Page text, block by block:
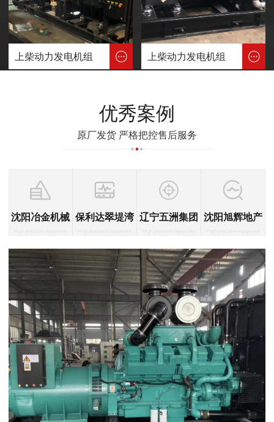
上柴动力发电机组 上柴动力发电机组
优秀案例
原厂发货 严格把控售后服务
沈阳冶金机械 保利达翠堤湾 辽宁五洲集团 沈阳旭辉地产